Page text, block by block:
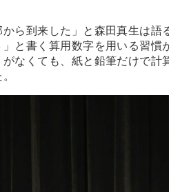
ら到来した」と森田真生は語
と書く算用数字を用いる習慣
なくても、紙と鉛筆だけで計